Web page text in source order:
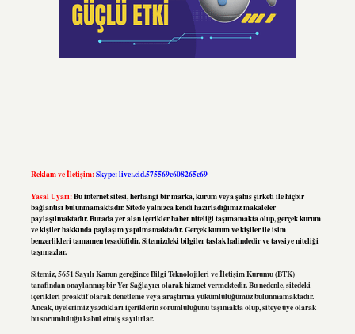
Reklam ve İletişim:Skype: live:.cid.575569c608265c69
Yasal Uyarı:Bu internet sitesi, herhangi bir marka, kurum veya şahıs şirketi ile hiçbir
bağlantısı bulunmamaktadır. Sitede yalnızca kendi hazırladığımız makaleler
paylaşılmaktadır. Burada yer alan içerikler haber niteliği taşımamakta olup, gerçek kurum
ve kişiler hakkında paylaşım yapılmamaktadır. Gerçek kurum ve kişiler ile isim
benzerlikleri tamamen tesadüfidir. Sitemizdeki bilgiler taslak halindedir ve tavsiye niteliği
taşımazlar.
Sitemiz, 5651 Sayılı Kanun gereğince Bilgi Teknolojileri ve İletişim Kurumu (BTK)
tarafından onaylanmış bir Yer Sağlayıcı olarak hizmet vermektedir. Bu nedenle, sitedeki
içerikleri proaktif olarak denetleme veya araştırma yükümlülüğümüz bulunmamaktadır.
Ancak, üyelerimiz yazdıkları içeriklerin sorumluluğunu taşımakta olup, siteye üye olarak
bu sorumluluğu kabul etmiş sayılırlar.